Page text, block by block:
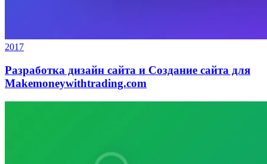
2017
Разработка дизайн сайта и Создание сайта для
Makemoneywithtrading.com